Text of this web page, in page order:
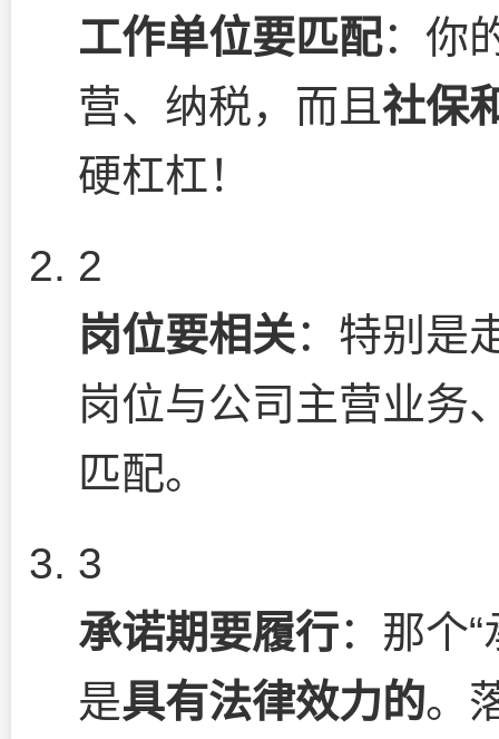
工作单位要匹配：你
营、纳税，而且 社保
硬杠杠！
2
岗位要相关：特别是
岗位与公司主营业务
匹配。
3
承诺期要履行：那个
是具有法律效力的。